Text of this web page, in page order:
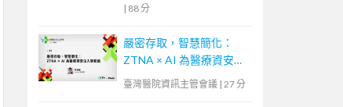
| 88 分
嚴密存取，智慧簡化：
ZTNA × AI 為醫療資安注
入新動能
臺灣醫院資訊主管會議 | 27 分